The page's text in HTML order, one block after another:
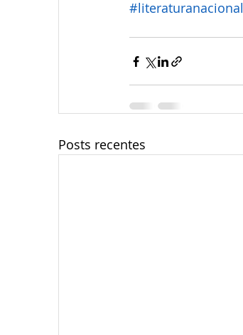
#literaturanacional
Posts recentes